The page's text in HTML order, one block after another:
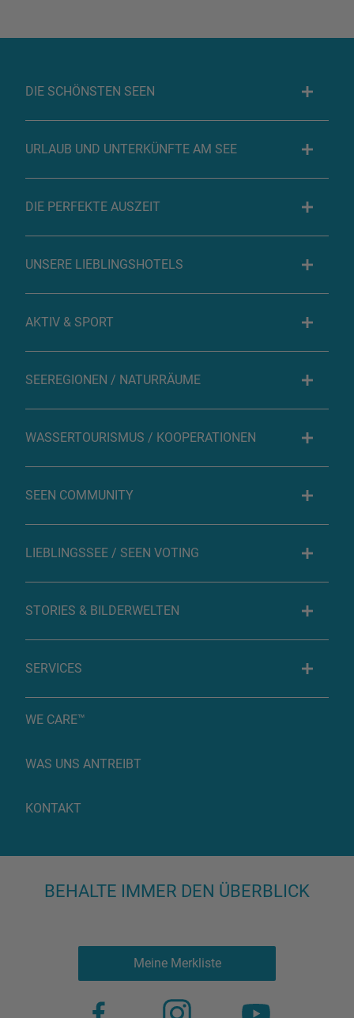
DIE SCHÖNSTEN SEEN
URLAUB UND UNTERKÜNFTE AM SEE
DIE PERFEKTE AUSZEIT
UNSERE LIEBLINGSHOTELS
AKTIV & SPORT
SEEREGIONEN / NATURRÄUME
WASSERTOURISMUS / KOOPERATIONEN
SEEN COMMUNITY
LIEBLINGSSEE / SEEN VOTING
STORIES & BILDERWELTEN
SERVICES
WE CARE™
WAS UNS ANTREIBT
KONTAKT
BEHALTE IMMER DEN ÜBERBLICK
Meine Merkliste